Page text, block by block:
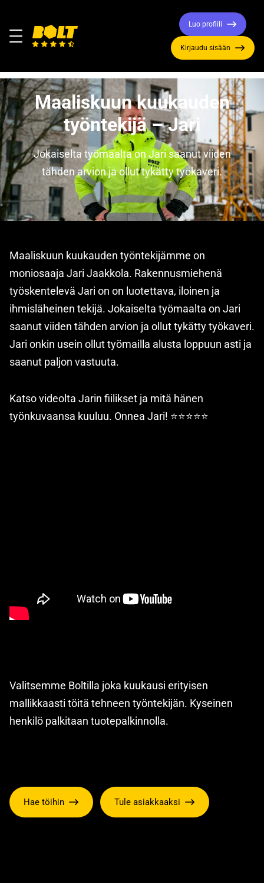
Valikko
etusivulle
Luo profiili
Kirjaudu sisään
Maaliskuun kuukauden
työntekijä – Jari
Jokaiselta työmaalta on Jari saanut viiden
tähden arvion ja ollut tykätty työkaveri.
Maaliskuun kuukauden työntekijämme on
moniosaaja Jari Jaakkola. Rakennusmiehenä
työskentelevä Jari on on luotettava, iloinen ja
ihmisläheinen tekijä. Jokaiselta työmaalta on Jari
saanut viiden tähden arvion ja ollut tykätty työkaveri.
Jari onkin usein ollut työmailla alusta loppuun asti ja
saanut paljon vastuuta.
Katso videolta Jarin fiilikset ja mitä hänen
työnkuvaansa kuuluu. Onnea Jari! ⭐️⭐️⭐️⭐️⭐️
Valitsemme Boltilla joka kuukausi erityisen
mallikkaasti töitä tehneen työntekijän. Kyseinen
henkilö palkitaan tuotepalkinnolla.
Hae töihin Tule asiakkaaksi